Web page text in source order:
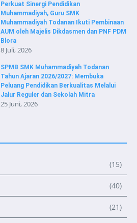
Perkuat Sinergi Pendidikan
Muhammadiyah, Guru SMK
Muhammadiyah Todanan Ikuti Pembinaan
AUM oleh Majelis Dikdasmen dan PNF PDM
Blora
8 Juli, 2026
SPMB SMK Muhammadiyah Todanan
Tahun Ajaran 2026/2027: Membuka
Peluang Pendidikan Berkualitas Melalui
Jalur Reguler dan Sekolah Mitra
25 Juni, 2026
(15)
(40)
(21)